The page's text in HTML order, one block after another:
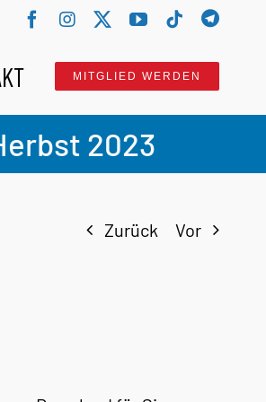
Facebook
InstagramYouTube
Tiktok
MITGLIED WERDEN
2023
Zurück Vor